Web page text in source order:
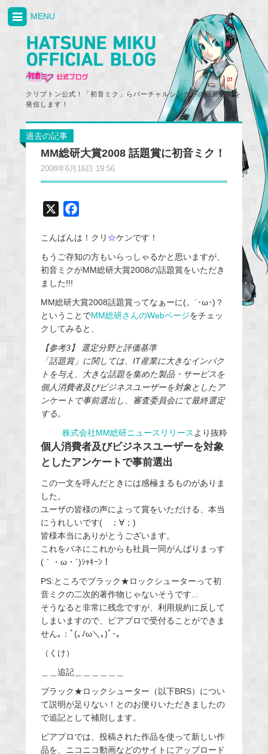
クリプトン公式！「初音ミク」らバーチャルシンガーの最新情報を
発信します！
MENU
過去の記事
MM総研大賞2008 話題賞に初音ミク！
2008年6月16日 19:56
c
e
b
o
k
こんばんは！クリ ☆ケンです！
もうご存知の方もいらっしゃるかと思いますが、
初音ミクがMM総研大賞2008の話題賞をいただき
ました!!!
MM総研大賞2008話題賞ってなぁーに(。´･ω･)？
ということでMM総研さんのWebページをチェッ
クしてみると、
【参考3】 選定分野と評価基準
「話題賞」に関しては、IT産業に大きなインパク
トを与え、大きな話題を集めた製品・サービスを
個人消費者及びビジネスユーザーを対象としたア
ンケートで事前選出し、審査委員会にて最終選定
する。
株式会社MM総研ニュースリリースより抜粋
個人消費者及びビジネスユーザーを対象
としたアンケートで事前選出
この一文を呼んだときには感極まるものがありま
した。
ユーザの皆様の声によって賞をいただける、本当
にうれしいです( ；∀；)
皆様本当にありがとうございます。
これをバネにこれからも社員一同がんばりまっす
(｀・ω・´)ｼｬｷｰﾝ！
PS:ところでブラック★ロックシューターって初
音ミクの二次的著作物じゃないそうです...
そうなると非常に残念ですが、利用規約に反して
しまいますので、ピアプロで受付ることができま
せん｡：ﾟ(｡ﾉω＼｡)ﾟ･｡
（くけ）
＿＿追記＿＿＿＿＿＿
ブラック★ロックシューター（以下BRS）につい
て説明が足りない！とのお便りいただきましたの
で追記として補則します。
ピアプロでは、投稿された作品を使って新しい作
品を、ニコニコ動画などのサイトにアップロード